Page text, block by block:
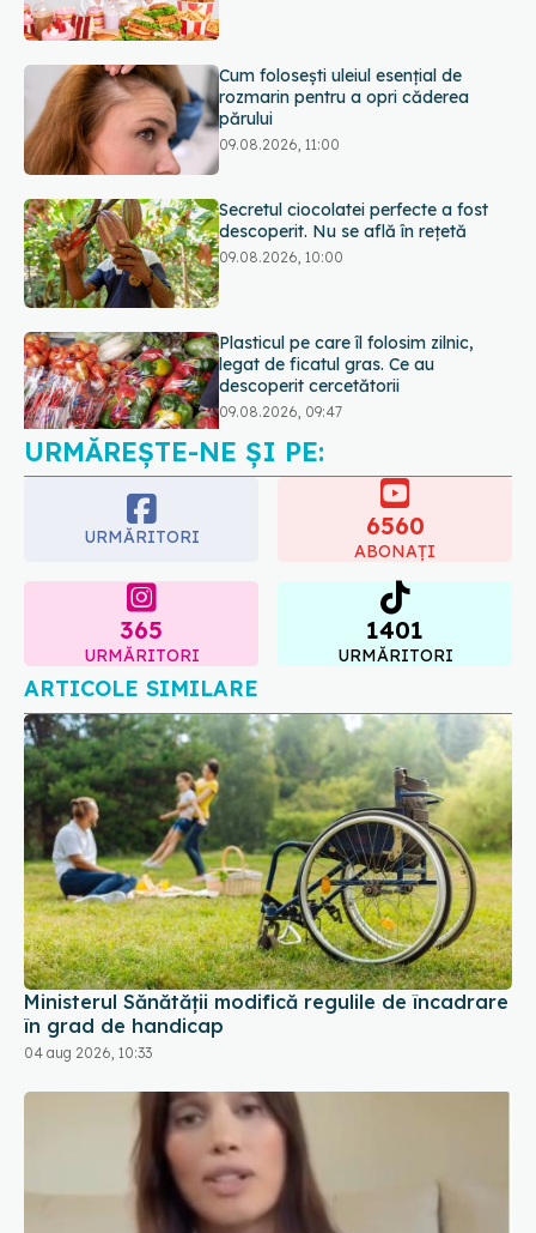
Secretul ciocolatei perfecte a fost
descoperit. Nu se află în rețetă
09.08.2026, 10:00
Plasticul pe care îl folosim zilnic,
legat de ficatul gras. Ce au
descoperit cercetătorii
Mai trebuie să numărăm caloriile ca
să slăbim? Ce se schimbă în era
medicamentelor GLP-1
09.08.2026, 12:00
URMĂREȘTE-NE ȘI PE:
URMĂRITORI 6560
ABONAȚI
365
URMĂRITORI
1401
URMĂRITORI
ARTICOLE SIMILARE
Ministerul Sănătății modifică regulile de încadrare
în grad de handicap
04 aug 2026, 10:33